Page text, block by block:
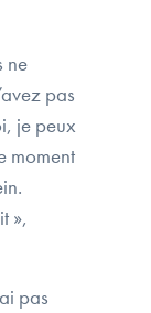
ne
pas
je peux
moment
»,
pas